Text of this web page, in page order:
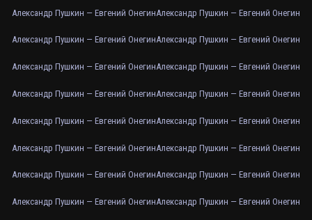
Александр Пушкин — Евгений ОнегинАлександр Пушкин — Евгений Онегин
Александр Пушкин — Евгений ОнегинАлександр Пушкин — Евгений Онегин
Александр Пушкин — Евгений ОнегинАлександр Пушкин — Евгений Онегин
Александр Пушкин — Евгений ОнегинАлександр Пушкин — Евгений Онегин
Александр Пушкин — Евгений ОнегинАлександр Пушкин — Евгений Онегин
Александр Пушкин — Евгений ОнегинАлександр Пушкин — Евгений Онегин
Александр Пушкин — Евгений ОнегинАлександр Пушкин — Евгений Онегин
Александр Пушкин — Евгений ОнегинАлександр Пушкин — Евгений Онегин